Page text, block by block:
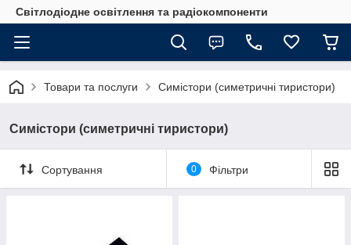
Світлодіодне освітлення та радіокомпоненти
Товари та послуги Симістори (симетричні тиристори)
Симістори (симетричні тиристори)
Сортування 0 Фільтри